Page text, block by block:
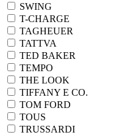
SWING
T-CHARGE
TAGHEUER
TATTVA
TED BAKER
TEMPO
THE LOOK
TIFFANY E CO.
TOM FORD
TOUS
TRUSSARDI